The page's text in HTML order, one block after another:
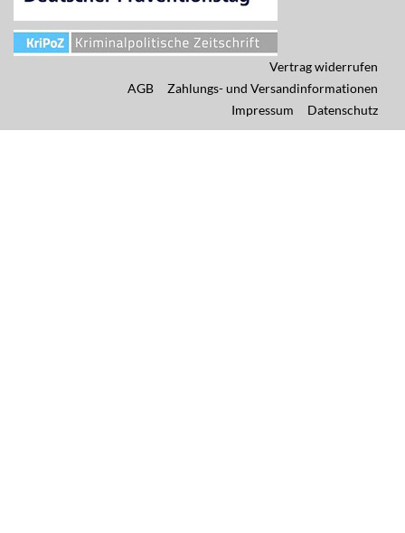
Vertrag widerrufen
Zahlungs- und Versandinformationen
AGB
Datenschutz
Impressum